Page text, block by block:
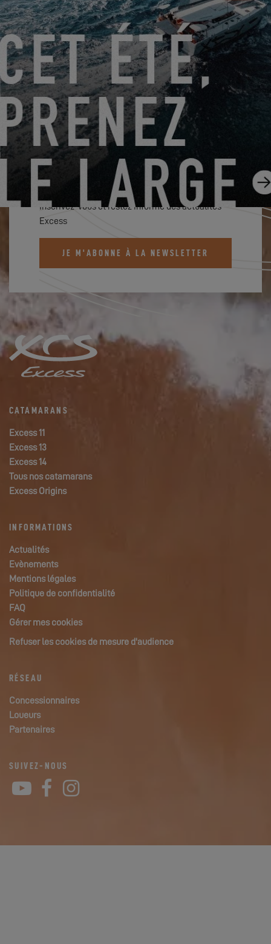
LA NOUVELLE OPTION SKYLOUNGE D’EXCESS !
ABONNEZ-VOUS À LA
NEWSLETTER EXCESS
Inscrivez-vous et restez informé des actualités
Excess
JE M'ABONNE À LA NEWSLETTER
CATAMARANS
Excess 11
Excess 13
Excess 14
Tous nos catamarans
Excess Origins
INFORMATIONS
Actualités
Evènements
Mentions légales
Politique de confidentialité
FAQ
Gérer mes cookies
Refuser les cookies de mesure d'audience
RÉSEAU
Concessionnaires
Loueurs
Partenaires
SUIVEZ-NOUS
YouTube
Facebook
Instagram